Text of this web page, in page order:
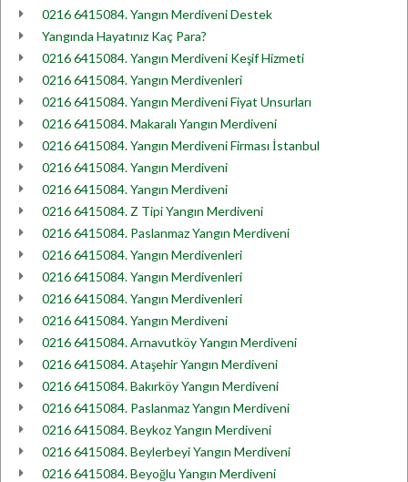
0216 6415084. Yangın Merdiveni Destek
Yangında Hayatınız Kaç Para?
0216 6415084. Yangın Merdiveni Keşif Hizmeti
0216 6415084. Yangın Merdivenleri
0216 6415084. Yangın Merdiveni Fiyat Unsurları
0216 6415084. Makaralı Yangın Merdiveni
0216 6415084. Yangın Merdiveni Firması İstanbul
0216 6415084. Yangın Merdiveni
0216 6415084. Yangın Merdiveni
0216 6415084. Z Tipi Yangın Merdiveni
0216 6415084. Paslanmaz Yangın Merdiveni
0216 6415084. Yangın Merdivenleri
0216 6415084. Yangın Merdivenleri
0216 6415084. Yangın Merdivenleri
0216 6415084. Yangın Merdiveni
0216 6415084. Arnavutköy Yangın Merdiveni
0216 6415084. Ataşehir Yangın Merdiveni
0216 6415084. Bakırköy Yangın Merdiveni
0216 6415084. Paslanmaz Yangın Merdiveni
0216 6415084. Beykoz Yangın Merdiveni
0216 6415084. Beylerbeyi Yangın Merdiveni
0216 6415084. Beyoğlu Yangın Merdiveni